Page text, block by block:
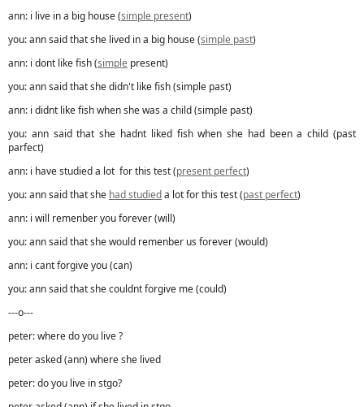
ann: i live in a big house (simple present)
you: ann said that she lived in a big house (simple past)
ann: i dont like fish (simple present)
you: ann said that she didn't like fish (simple past)
ann: i didnt like fish when she was a child (simple past)
you: ann said that she hadnt liked fish when she had been a child (past
parfect)
ann: i have studied a lot for this test (present perfect)
you: ann said that she had studieda lot for this test (past perfect)
ann: i will remenber you forever (will)
you: ann said that she would remenber us forever (would)
ann: i cant forgive you (can)
you: ann said that she couldnt forgive me (could)
---o---
peter: where do you live ?
peter asked (ann) where she lived
peter: do you live in stgo?